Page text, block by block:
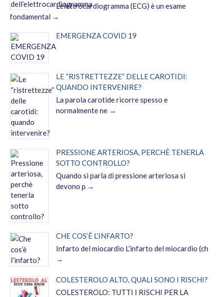
L'elettrocardiogramma (ECG) è un esame
fondamental
EMERGENZA COVID 19
LE “RISTRETTEZZE” DELLE CAROTIDI:
QUANDO INTERVENIRE?
La parola carotide ricorre spesso e
normalmente ne
PRESSIONE ARTERIOSA, PERCHÈ TENERLA
SOTTO CONTROLLO?
Quando si parla di pressione arteriosa si
devono p
CHE COS’È L’INFARTO?
Infarto del miocardio L’infarto del miocardio (ch
COLESTEROLO ALTO, QUALI SONO I RISCHI?
COLESTEROLO: TUTTI I RISCHI PER LA